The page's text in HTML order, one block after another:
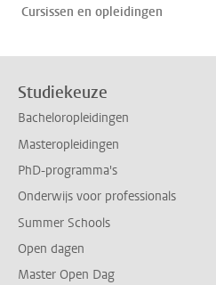
Cursissen en opleidingen
Studiekeuze
Bacheloropleidingen
Masteropleidingen
PhD-programma's
Onderwijs voor professionals
Summer Schools
Open dagen
Master Open Dag